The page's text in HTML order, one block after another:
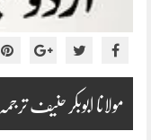
مولانا ابوبکر حنیف ترجمہ و